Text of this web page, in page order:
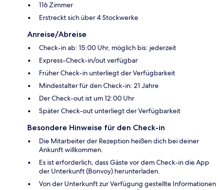
116 Zimmer
Erstreckt sich über 4 Stockwerke
Anreise/Abreise
Check-in ab: 15:00 Uhr, möglich bis: jederzeit
Express-Check-in/out verfügbar
Früher Check-in unterliegt der Verfügbarkeit
Mindestalter für den Check-in: 21 Jahre
Der Check-out ist um 12:00 Uhr
Später Check-out unterliegt der Verfügbarkeit
Besondere Hinweise für den Check-in
Die Mitarbeiter der Rezeption heißen dich bei deiner
Ankunft willkommen.
Es ist erforderlich, dass Gäste vor dem Check-in die App
der Unterkunft (Bonvoy) herunterladen.
Von der Unterkunft zur Verfügung gestellte Informationen